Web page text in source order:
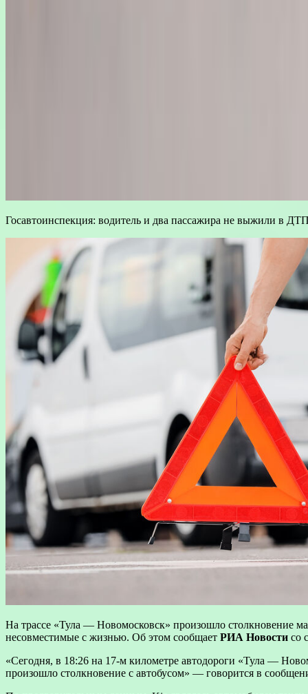
Госавтоинспекция: водитель и два пассажира не выжили в
На трассе «Тула — Новомосковск» произошло столкновение
несовместимые с жизнью. Об этом сообщает РИА Новости со
«Сегодня, в 18:26 на 17-м километре автодороги «Тула —
произошло столкновение с автобусом» — говорится в